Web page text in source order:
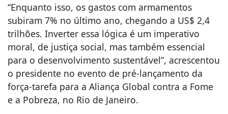
“Enquanto isso, os gastos com armamentos
subiram 7% no último ano, chegando a US$ 2,4
trilhões. Inverter essa lógica é um imperativo
moral, de justiça social, mas também essencial
para o desenvolvimento sustentável”, acrescentou
o presidente no evento de pré-lançamento da
força-tarefa para a Aliança Global contra a Fome
e a Pobreza, no Rio de Janeiro.